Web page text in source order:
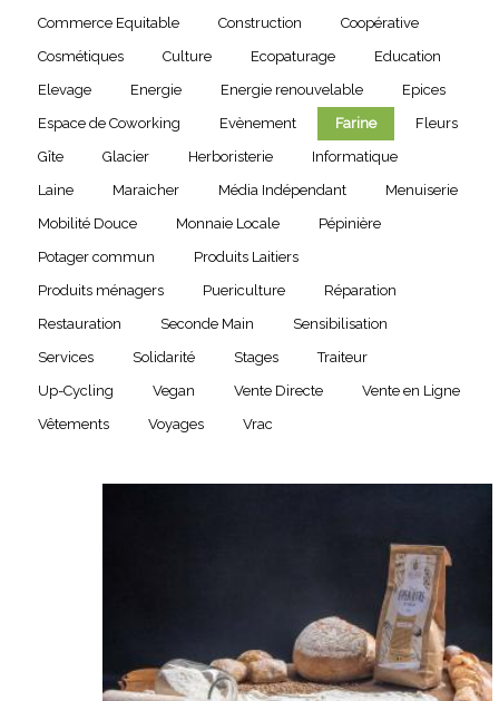
Commerce Equitable
Construction
Coopérative
Cosmétiques
Culture Ecopaturage
Education
Elevage
Energie Energie renouvelable
Epices
Espace de Coworking
Evènement Farine
Fleurs
Gîte
Glacier Herboristerie
Informatique
Laine
Maraicher Média Indépendant
Menuiserie
Mobilité Douce
Monnaie Locale
Pépinière
Potager commun
Produits Laitiers
Produits ménagers
Puericulture
Réparation
Restauration
Seconde Main
Sensibilisation
Services
Solidarité Stages
Traiteur
Up-Cycling
Vegan Vente Directe
Vente en Ligne
Vêtements
Voyages Vrac